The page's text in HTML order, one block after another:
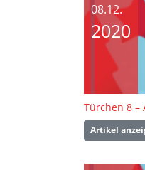
08.12.
2020
Türchen 8 –
Artikel